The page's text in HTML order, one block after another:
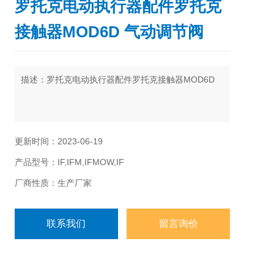
罗托克电动执行器配件罗托克
接触器MOD6D 气动调节阀
描述：罗托克电动执行器配件罗托克接触器MOD6D
更新时间：2023-06-19
产品型号：IF,IFM,IFMOW,IF
厂商性质：生产厂家
联系我们 留言询价